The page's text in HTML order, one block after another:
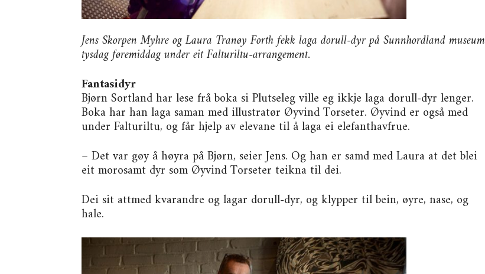
Jens Skorpen Myhre og Laura Tranøy Forth fekk laga dorull-dyr på Sunnhordland museum
tysdag føremiddag under eit Falturiltu-arrangement.
Fantasidyr
Bjørn Sortland har lese frå boka si Plutseleg ville eg ikkje laga dorull-dyr lenger.
Boka har han laga saman med illustratør Øyvind Torseter. Øyvind er også med
under Falturiltu, og får hjelp av elevane til å laga ei elefanthavfrue.
– Det var gøy å høyra på Bjørn, seier Jens. Og han er samd med Laura at det blei
eit morosamt dyr som Øyvind Torseter teikna til dei.
Dei sit attmed kvarandre og lagar dorull-dyr, og klypper til bein, øyre, nase, og
hale.